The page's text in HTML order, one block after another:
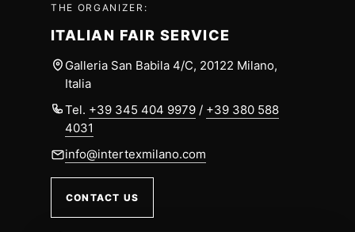
THE ORGANIZER:
ITALIAN FAIR SERVICE
Galleria San Babila 4/C, 20122 Milano,
Italia
Tel. +39 345 404 9979 / +39 380 588
4031
info@intertexmilano.com
CONTACT US